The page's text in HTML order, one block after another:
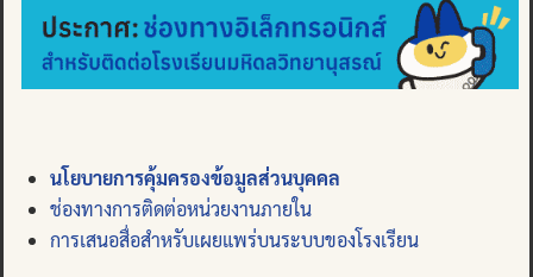
นโยบายการคุ้มครองข้อมูลส่วนบุคคล
ช่องทางการติดต่อหน่วยงานภายใน
การเสนอสื่อสำหรับเผยแพร่บนระบบของโรงเรียน